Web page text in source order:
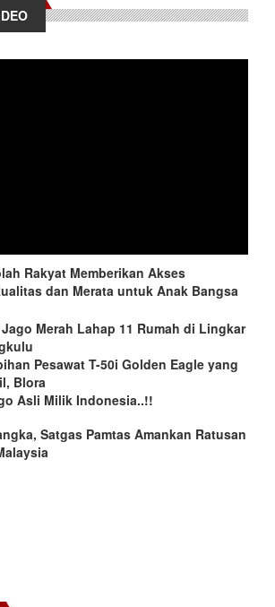
Rakyat Memberikan Akses
dan Merata untuk Anak Bangsa
Merah Lahap 11 Rumah di Lingkar
Pesawat T-50i Golden Eagle yang
Blora
Asli Milik Indonesia..!!
Satgas Pamtas Amankan Ratusan